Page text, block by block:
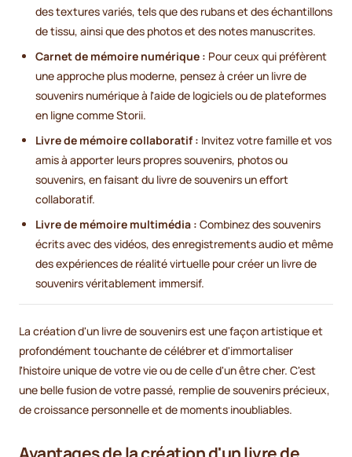
des textures variés, tels que des rubans et des échantillons
de tissu, ainsi que des photos et des notes manuscrites.
Carnet de mémoire numérique : Pour ceux qui préfèrent
une approche plus moderne, pensez à créer un livre de
souvenirs numérique à l'aide de logiciels ou de plateformes
en ligne comme Storii.
Livre de mémoire collaboratif : Invitez votre famille et vos
amis à apporter leurs propres souvenirs, photos ou
souvenirs, en faisant du livre de souvenirs un effort
collaboratif.
Livre de mémoire multimédia : Combinez des souvenirs
écrits avec des vidéos, des enregistrements audio et même
des expériences de réalité virtuelle pour créer un livre de
souvenirs véritablement immersif.
La création d'un livre de souvenirs est une façon artistique et
profondément touchante de célébrer et d'immortaliser
l'histoire unique de votre vie ou de celle d'un être cher. C'est
une belle fusion de votre passé, remplie de souvenirs précieux,
de croissance personnelle et de moments inoubliables.